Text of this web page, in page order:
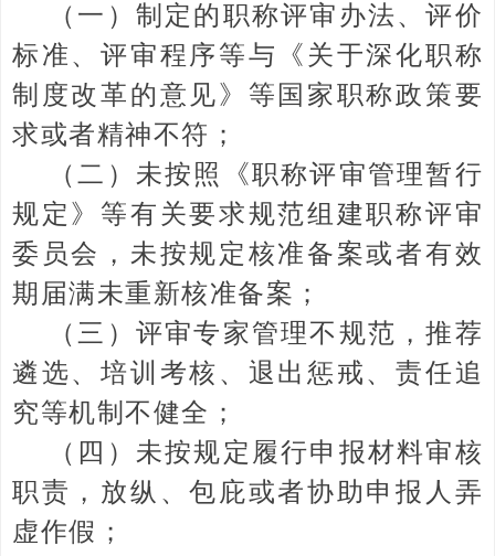
（一）制定的职称评审办法、评价
标准、评审程序等与《关于深化职称
制度改革的意见》等国家职称政策要
求或者精神不符；
（二）未按照《职称评审管理暂行
规定》等有关要求规范组建职称评审
委员会，未按规定核准备案或者有效
期届满未重新核准备案；
（三）评审专家管理不规范，推荐
遴选、培训考核、退出惩戒、责任追
究等机制不健全；
（四）未按规定履行申报材料审核
职责，放纵、包庇或者协助申报人弄
虚作假；